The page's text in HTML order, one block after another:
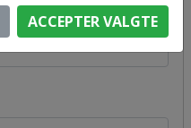
ACCEPTER VALGTE